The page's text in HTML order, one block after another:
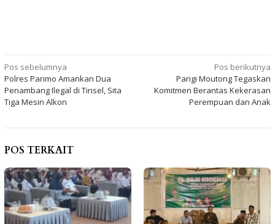
Navigasi
pos
Pos sebelumnya
Polres Parimo Amankan Dua
Penambang Ilegal di Tinsel, Sita
Tiga Mesin Alkon
Pos berikutnya
Parigi Moutong Tegaskan
Komitmen Berantas Kekerasan
Perempuan dan Anak
POS TERKAIT